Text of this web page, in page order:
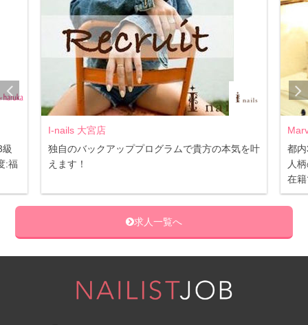
みずみずしい素肌を作ったら、次はメイクで肌作りです。
ツヤと透明感のある肌を作っていきますが、ここでまずフ
ァンデーションを塗ってしまうのではなく、化粧下地を上
手に使いましょう。
下地には毛穴をカバーしてくれる効果や肌のムラを整える
効果があります。パール入りのものを選べば内側から輝い
ているような肌を作ってくれます。
また、ファンデーションをしっかりと密着させて崩れにく
です。ファンデーションを色々変えてもイマイチ変化がな
い、という時には下地に力を入れてみてください。
のはリキッドファンデやクッションファンデです。
:福
I-nails 大宮店
独自のバックアッププログラムで貴方の本気を叶
えます！
都
人
在
求人一覧へ